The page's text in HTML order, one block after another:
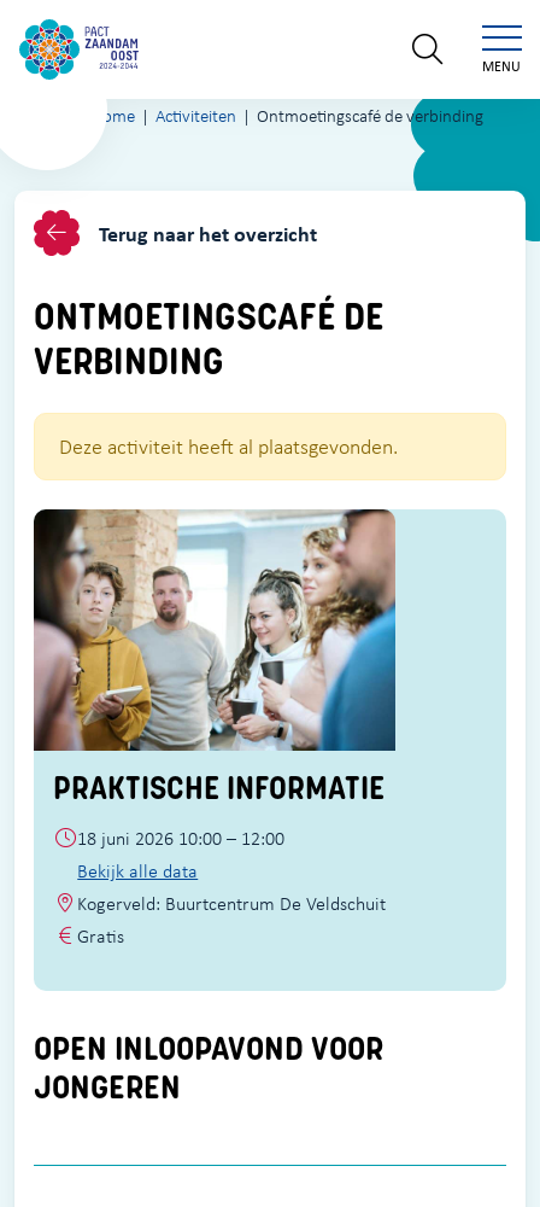
MENU
Home Activiteiten Ontmoetingscafé de verbinding
Terug naar het overzicht
ONTMOETINGSCAFÉ DE
VERBINDING
Deze activiteit heeft al plaatsgevonden.
PRAKTISCHE INFORMATIE
18 juni 2026 10:00 – 12:00
Bekijk alle data
Kogerveld: Buurtcentrum De Veldschuit
Gratis
OPEN INLOOPAVOND VOOR
JONGEREN